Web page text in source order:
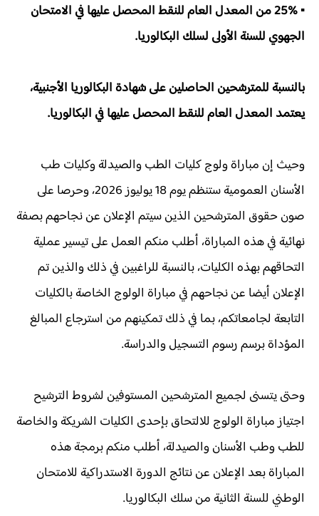
▪ 25% من المعدل العام للنقط المحصل عليها في الامتحان
الجهوي للسنة الأولى لسلك البكالوريا.
بالنسبة للمترشحين الحاصلين على شهادة البكالوريا الأجنبية،
يعتمد المعدل العام للنقط المحصل عليها في البكالوريا.
وحيث إن مباراة ولوج كليات الطب والصيدلة وكليات طب
الأسنان العمومية ستنظم يوم 18 يوليوز 2026، وحرصا على
صون حقوق المترشحين الذين سيتم الإعلان عن نجاحهم بصفة
نهائية في هذه المباراة، أطلب منكم العمل على تيسير عملية
التحاقهم بهذه الكليات، بالنسبة للراغبين في ذلك والذين تم
الإعلان أيضا عن نجاحهم في مباراة الولوج الخاصة بالكليات
التابعة لجامعاتكم، بما في ذلك تمكينهم من استرجاع المبالغ
المؤداة برسم رسوم التسجيل والدراسة.
وحتى يتسنى لجميع المترشحين المستوفين لشروط الترشيح
اجتياز مباراة الولوج للالتحاق بإحدى الكليات الشريكة والخاصة
للطب وطب الأسنان والصيدلة، أطلب منكم برمجة هذه
المباراة بعد الإعلان عن نتائج الدورة الاستدراكية للامتحان
الوطني للسنة الثانية من سلك البكالوريا.